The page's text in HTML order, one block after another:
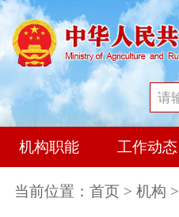
机构职能 工作动态
当前位置： 首页 > 机构 >